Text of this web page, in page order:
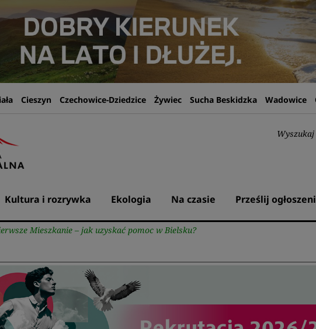
Cieszyn Czechowice-Dziedzice Żywiec Sucha Beskidzka Wadowice
Kultura i rozrywka Ekologia Na czasie Prześlij
Mieszkanie – jak uzyskać pomoc w Bielsku?